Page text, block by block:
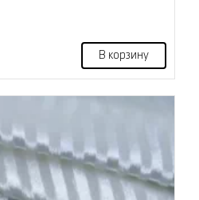
В корзину